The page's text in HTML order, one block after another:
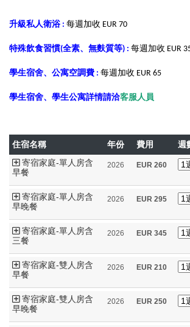
升級私人衛浴 : 每週加收 EUR 70
特殊飲食習慣(全素、無麩質等) : 每週加收 EUR
學生宿舍、公寓空調費 : 每週加收 EUR 65
學生宿舍、學生公寓詳情請洽客服人員
住宿名稱 年份 費用 週
寄宿家庭-單人房含
早餐
2026 EUR 260
寄宿家庭-單人房含
早晚餐
2026 EUR 295
寄宿家庭-單人房含
三餐
2026 EUR 345
寄宿家庭-雙人房含
早餐
2026 EUR 210
寄宿家庭-雙人房含
早晚餐
2026 EUR 250